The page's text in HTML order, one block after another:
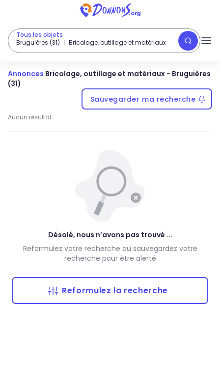
Tous les objets
Bruguières (31)
Bricolage, outillage et matériaux
Annonces Bricolage, outillage et matériaux - Bruguières
(31)
Sauvegarder ma recherche
Aucun résultat
Désolé, nous n’avons pas trouvé ...
Reformulez votre recherche ou sauvegardez votre
recherche pour être alerté
Reformulez la recherche